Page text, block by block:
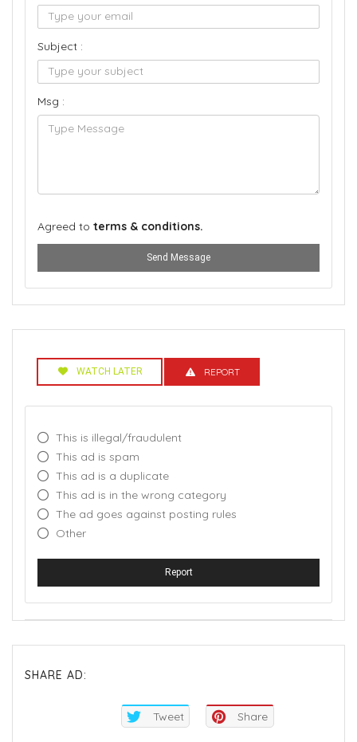
Subject :
Msg :
Agreed to terms & conditions.
Send Message
WATCH LATER REPORT
This is illegal/fraudulent
This ad is spam
This ad is a duplicate
This ad is in the wrong category
The ad goes against posting rules
Other
Report
SHARE AD:
Tweet Share